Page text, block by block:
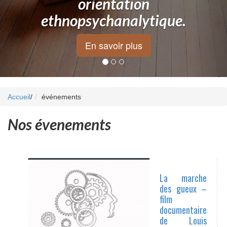
ethnopsychanalytique.
En savoir plus
Accueil/ événements
Nos évenements
La marche
des gueux –
film
documentaire
de Louis